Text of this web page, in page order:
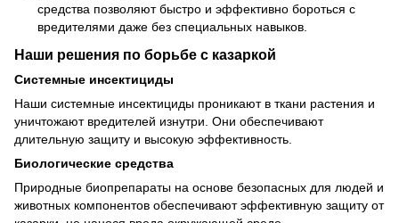
средства позволяют быстро и эффективно бороться с
вредителями даже без специальных навыков.
Наши решения по борьбе с казаркой
Системные инсектициды
Наши системные инсектициды проникают в ткани растения и
уничтожают вредителей изнутри. Они обеспечивают
длительную защиту и высокую эффективность.
Биологические средства
Природные биопрепараты на основе безопасных для людей и
животных компонентов обеспечивают эффективную защиту от